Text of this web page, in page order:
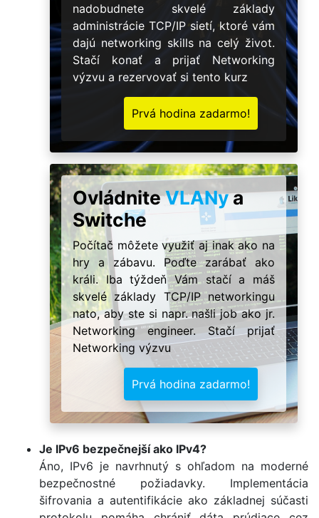
nadobudnete skvelé základy
administrácie TCP/IP sietí, ktoré vám
dajú networking skills na celý život.
Stačí konať a prijať Networking
výzvu a rezervovať si tento kurz
Prvá hodina zadarmo!
OvládniteVLANya
Switche
Počítač môžete využiť aj inak ako na
hry a zábavu. Poďte zarábať ako
králi. Iba týždeň Vám stačí a máš
skvelé základy TCP/IP networkingu
nato, aby ste si napr. našli job ako jr.
Networking engineer. Stačí prijať
Networking výzvu
Prvá hodina zadarmo!
Je IPv6 bezpečnejší ako IPv4?
Áno, IPv6 je navrhnutý s ohľadom na moderné
bezpečnostné požiadavky. Implementácia
šifrovania a autentifikácie ako základnej súčasti